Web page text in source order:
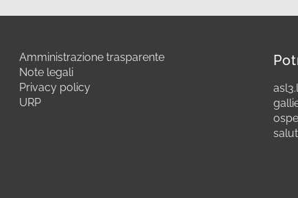
Amministrazione trasparente
Note legali
Privacy policy
URP